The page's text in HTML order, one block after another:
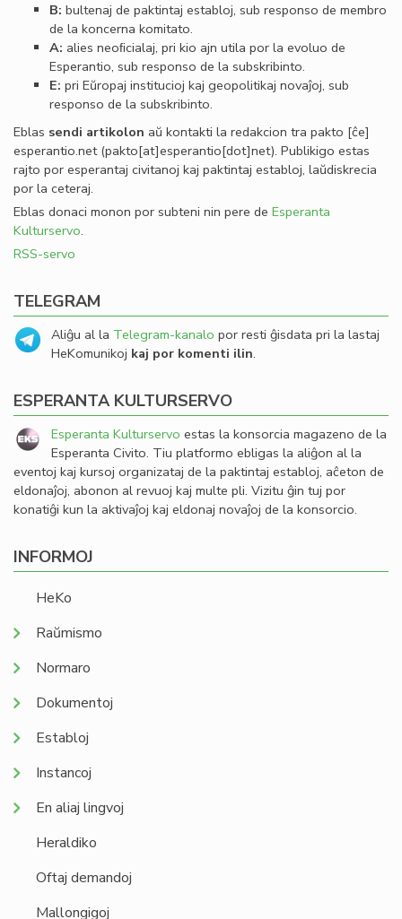
B: bultenaj de paktintaj establoj, sub responso de membro
de la koncerna komitato.
A: alies neoﬁcialaj, pri kio ajn utila por la evoluo de
Esperantio, sub responso de la subskribinto.
E: pri Eŭropaj institucioj kaj geopolitikaj novaĵoj, sub
responso de la subskribinto.
Eblas sendi artikolon aŭ kontakti la redakcion tra pakto [ĉe]
esperantio.net(pakto[at]esperantio[dot]net). Publikigo estas
rajto por esperantaj civitanoj kaj paktintaj establoj, laŭdiskrecia
por la ceteraj.
Eblas donaci monon por subteni nin pere de Esperanta
Kulturservo.
RSS-servo
TELEGRAM
Aliĝu al la Telegram-kanalo por resti ĝisdata pri la lastaj
HeKomunikoj kaj por komenti ilin.
ESPERANTA KULTURSERVO
Esperanta Kulturservo estas la konsorcia magazeno de la
Esperanta Civito. Tiu platformo ebligas la aliĝon al la
eventoj kaj kursoj organizataj de la paktintaj establoj, aĉeton de
eldonaĵoj, abonon al revuoj kaj multe pli. Vizitu ĝin tuj por
konatiĝi kun la aktivaĵoj kaj eldonaj novaĵoj de la konsorcio.
INFORMOJ
HeKo
Raŭmismo
Normaro
Dokumentoj
Establoj
Instancoj
En aliaj lingvoj
Heraldiko
Oftaj demandoj
Mallongigoj